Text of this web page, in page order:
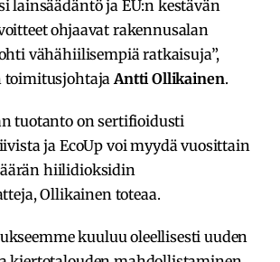
lainsäädäntö ja EU:n kestävän
ohjaavat rakennusalan
vähähiilisempiä ratkaisuja”,
toimitusjohtajaAntti Ollikainen.
tuotanto on sertifioidusti
ja EcoUp voi myydä vuosittain
hiilidioksidin
Ollikainen toteaa.
kuuluu oleellisesti uuden